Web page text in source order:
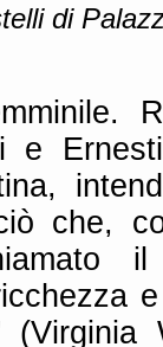
di
e
che,
il